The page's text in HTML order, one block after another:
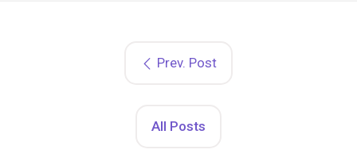
Prev. Post
All Posts